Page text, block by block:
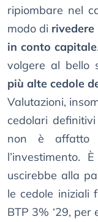
ripiombare nel
modo di rivedere
in conto capitale
volgere al bello
più alte cedole
Valutazioni,
cedolari
non è affatto
uscirebbe alla
le cedole iniziali
BTP 3% ‘29, per